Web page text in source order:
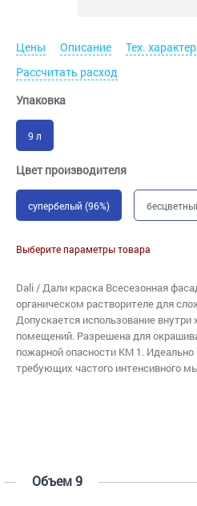
Цены Описание Тех.
Рассчитать расход
Упаковка
9 л
Цвет производителя
супербелый (96%)
Выберите параметры товара
Dali / Дали краска Всесезонная
органическом растворителе для
Допускается использование
помещений. Разрешена для
пожарной опасности КМ 1. Идеально
требующих частого интенсивного
Объем 9